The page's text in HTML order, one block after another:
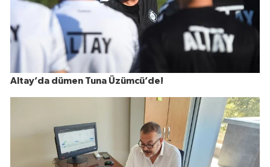
Altay’da dümen Tuna Üzümcü’de!